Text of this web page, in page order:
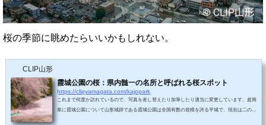
桜の季節に眺めたらいいかもしれない。
CLIP山形
霞城公園の桜：県内髄一の名所と呼ばれる桜スポット
https://clipyamagata.com/kajopark
これまで何度か訪れているので、写真を差し替えたり加筆したり適当に変更しています。超簡
単に霞城公園について山形城跡である霞城公園は全国有数の規模を誇る平城で、現在は二の丸